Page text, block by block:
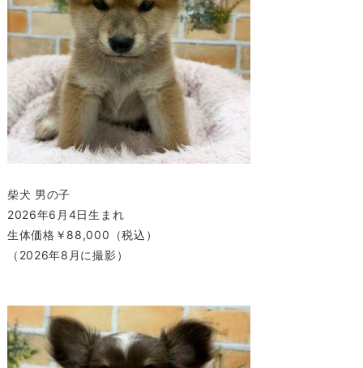
柴犬 男の子
2026年6月4日生まれ
生体価格￥88,000（税込）
（2026年8月に撮影）